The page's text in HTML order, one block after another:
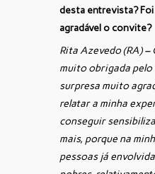
desta entrevista?
agradável o convite?
Rita Azevedo (RA)
muito obrigada
surpresa muito
relatar a minha
conseguir
mais, porque na
pessoas já